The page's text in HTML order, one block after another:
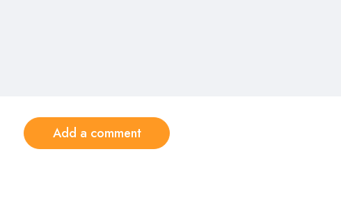
Add a comment